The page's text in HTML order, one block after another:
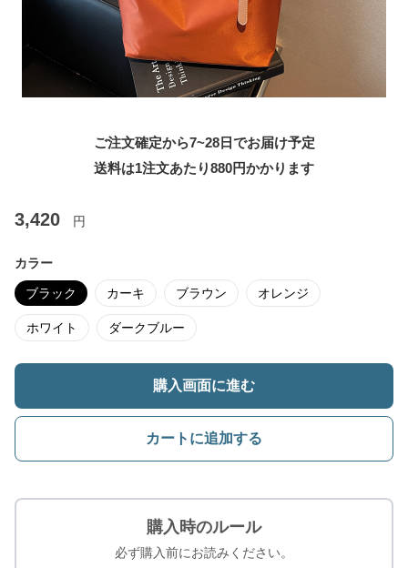
ご注文確定から7~28日でお届け予定
送料は1注文あたり880円かかります
3,420 円
カラー
ブラック カーキ ブラウン オレンジ
ホワイト ダークブルー
購入画面に進む
カートに追加する
購入時のルール
必ず購入前にお読みください。